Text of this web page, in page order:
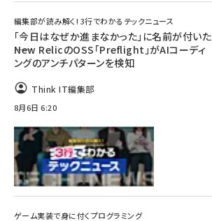
編集部が読み解く! 3行でわかるテックニュース
「今日はなぜか進まなかった」に名前が付いた
――New RelicのOSS「Preflight」がAIコーディ
ングのアンチパターンを検知
Think IT編集部
8月6日 6:20
ゲーム実装で身に付くプログラミング